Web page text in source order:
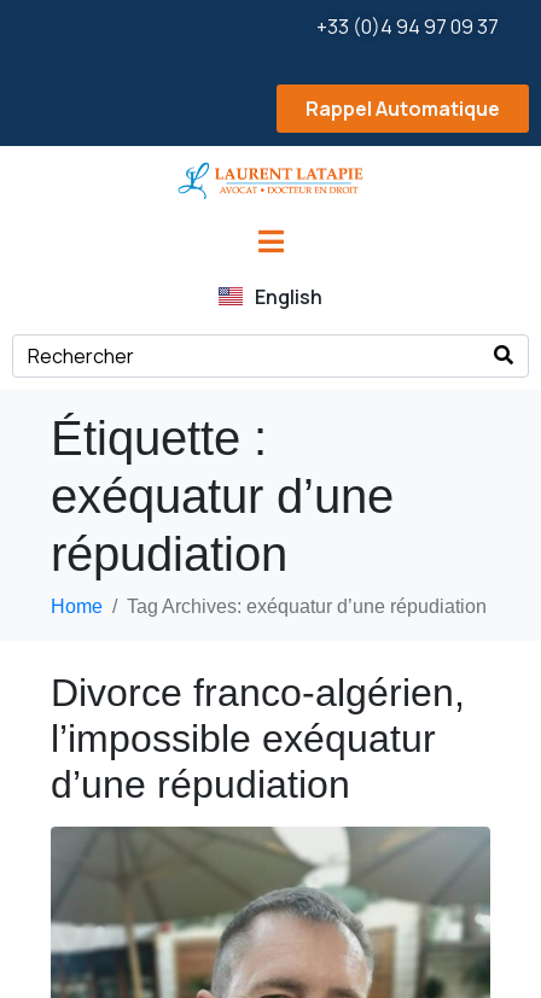
+33 (0)4 94 97 09 37
Rappel Automatique
English
Étiquette :
exéquatur d’une
répudiation
Home Tag Archives: exéquatur d’une répudiation
Divorce franco-algérien,
l’impossible exéquatur
d’une répudiation